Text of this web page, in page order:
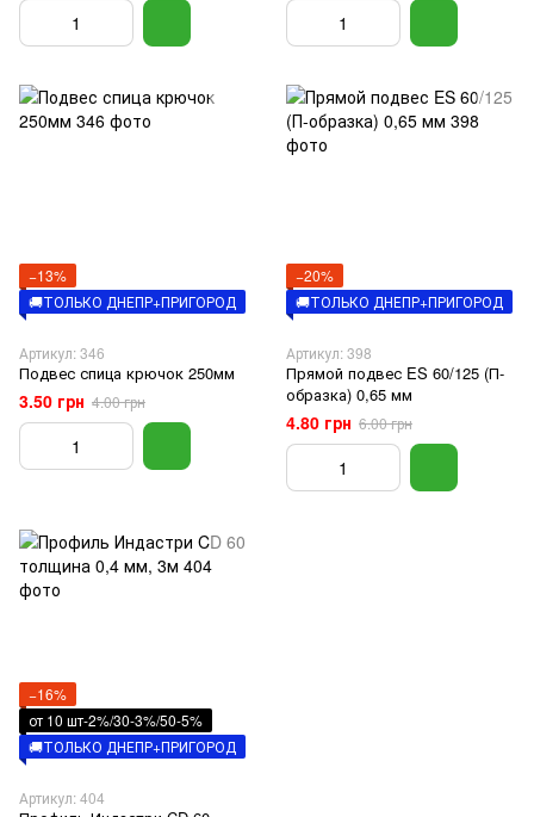
−13%
🚚ТОЛЬКО ДНЕПР+ПРИГОРОД
Артикул: 346
Подвес спица крючок 250мм
3.50 грн 4.00 грн
−20%
🚚ТОЛЬКО ДНЕПР+ПРИГОРОД
Артикул: 398
Прямой подвес ES 60/125 (П-
образка) 0,65 мм
4.80 грн 6.00 грн
−16%
от 10 шт-2%/30-3%/50-5%
🚚ТОЛЬКО ДНЕПР+ПРИГОРОД
Артикул: 404